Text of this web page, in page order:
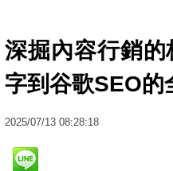
深掘內容行銷
字到谷歌SEO的
2025/07/13 08:28:18